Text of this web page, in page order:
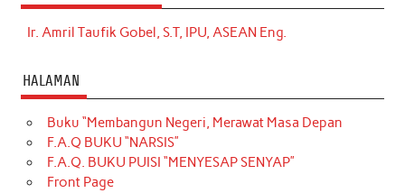
Ir. Amril Taufik Gobel, S.T, IPU, ASEAN Eng.
HALAMAN
Buku “Membangun Negeri, Merawat Masa Depan
F.A.Q BUKU “NARSIS”
F.A.Q. BUKU PUISI “MENYESAP SENYAP”
Front Page